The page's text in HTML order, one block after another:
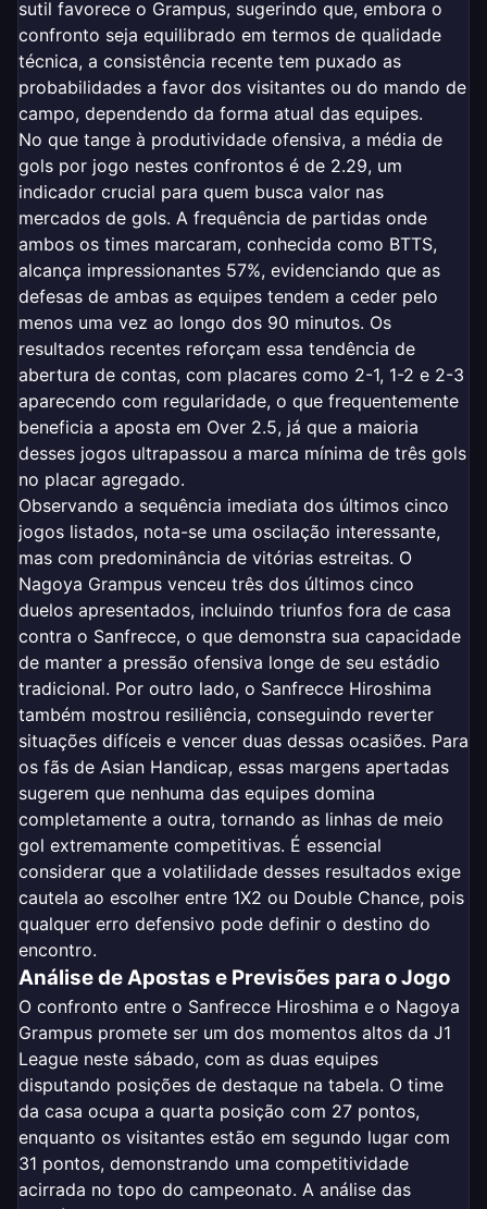
sutil favorece o Grampus, sugerindo que, embora o
confronto seja equilibrado em termos de qualidade
técnica, a consistência recente tem puxado as
probabilidades a favor dos visitantes ou do mando de
campo, dependendo da forma atual das equipes.
No que tange à produtividade ofensiva, a média de
gols por jogo nestes confrontos é de 2.29, um
indicador crucial para quem busca valor nas
mercados de gols. A frequência de partidas onde
ambos os times marcaram, conhecida como BTTS,
alcança impressionantes 57%, evidenciando que as
defesas de ambas as equipes tendem a ceder pelo
menos uma vez ao longo dos 90 minutos. Os
resultados recentes reforçam essa tendência de
abertura de contas, com placares como 2-1, 1-2 e 2-3
aparecendo com regularidade, o que frequentemente
beneficia a aposta em Over 2.5, já que a maioria
desses jogos ultrapassou a marca mínima de três gols
no placar agregado.
Observando a sequência imediata dos últimos cinco
jogos listados, nota-se uma oscilação interessante,
mas com predominância de vitórias estreitas. O
Nagoya Grampus venceu três dos últimos cinco
duelos apresentados, incluindo triunfos fora de casa
contra o Sanfrecce, o que demonstra sua capacidade
de manter a pressão ofensiva longe de seu estádio
tradicional. Por outro lado, o Sanfrecce Hiroshima
também mostrou resiliência, conseguindo reverter
situações difíceis e vencer duas dessas ocasiões. Para
os fãs de Asian Handicap, essas margens apertadas
sugerem que nenhuma das equipes domina
completamente a outra, tornando as linhas de meio
gol extremamente competitivas. É essencial
considerar que a volatilidade desses resultados exige
cautela ao escolher entre 1X2 ou Double Chance, pois
qualquer erro defensivo pode definir o destino do
encontro.
Análise de Apostas e Previsões para o Jogo
O confronto entre o Sanfrecce Hiroshima e o Nagoya
Grampus promete ser um dos momentos altos da J1
League neste sábado, com as duas equipes
disputando posições de destaque na tabela. O time
da casa ocupa a quarta posição com 27 pontos,
enquanto os visitantes estão em segundo lugar com
31 pontos, demonstrando uma competitividade
acirrada no topo do campeonato. A análise das